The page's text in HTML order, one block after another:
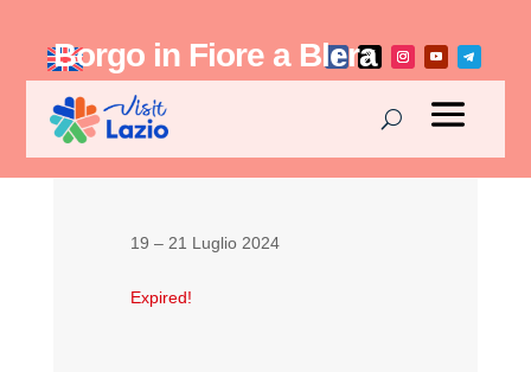
Borgo in Fiore a Blera
19 – 21 Luglio 2024
Expired!